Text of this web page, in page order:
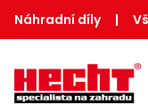
Náhradní díly |